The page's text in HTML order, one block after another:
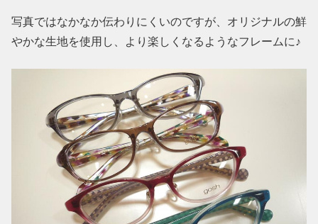
写真ではなかなか伝わりにくいのですが、オリジナルの鮮
やかな生地を使用し、より楽しくなるようなフレームに♪